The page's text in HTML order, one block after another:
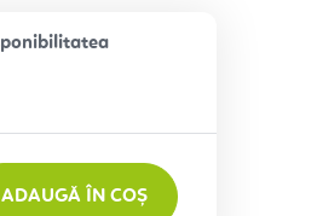
ADAUGĂ ÎN COȘ